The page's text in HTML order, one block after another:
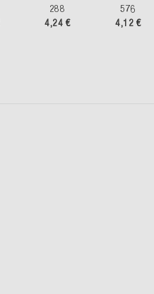
288
4,24 €
576
4,12 €